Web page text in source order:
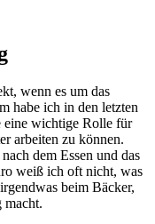
wenn es um das
habe ich in den letzten
eine wichtige Rolle für
arbeiten zu können.
dem Essen und das
weiß ich oft nicht, was
beim Bäcker,
macht.